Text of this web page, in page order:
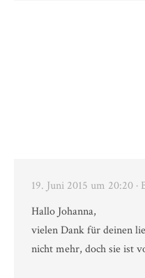
19. Juni 2015 um 20:20 ·
Hallo Johanna,
vielen Dank für deinen
nicht mehr, doch sie ist